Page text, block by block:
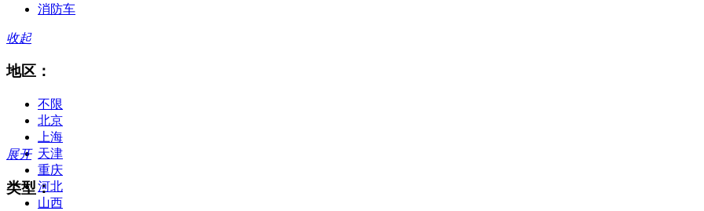
消防车
收起
地区：
不限
北京
上海
天津
重庆
河北
山西
展开
类型：